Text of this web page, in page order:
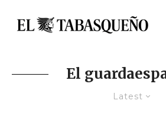
El
Latest